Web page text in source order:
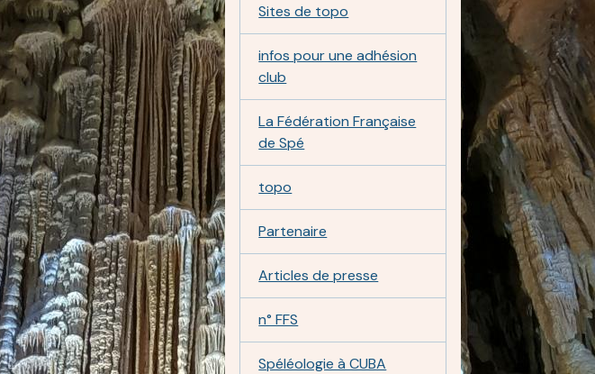
Sites de topo
infos pour une adhésion
club
La Fédération Française
de Spé
topo
Partenaire
Articles de presse
n° FFS
Spéléologie à CUBA